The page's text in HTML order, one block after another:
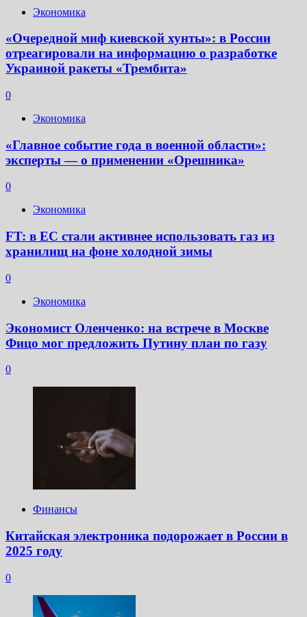
Экономика
«Очередной миф киевской хунты»: в России
отреагировали на информацию о разработке
Украиной ракеты «Трембита»
0
Экономика
«Главное событие года в военной области»:
эксперты — о применении «Орешника»
0
Экономика
FT: в ЕС стали активнее использовать газ из
хранилищ на фоне холодной зимы
0
Экономика
Экономист Оленченко: на встрече в Москве
Фицо мог предложить Путину план по газу
0
Финансы
Китайская электроника подорожает в России в
2025 году
0